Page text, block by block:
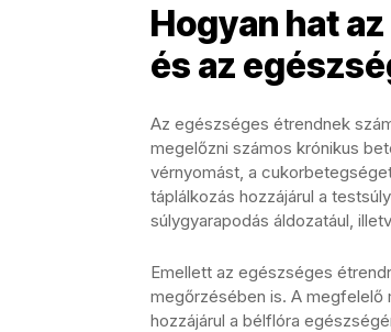
Hogyan hat
és az
Az egészséges étrendnek
megelőzni számos krónikus
vérnyomást, a
táplálkozás hozzájárul a
súlygyarapodás áldozatául,
Emellett az egészséges
megőrzésében is. A
hozzájárul a bélflóra